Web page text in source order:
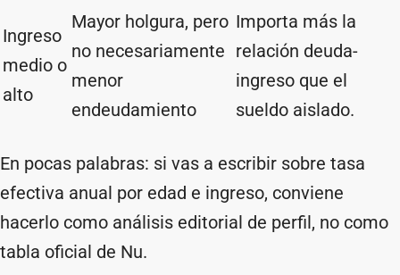
Ingreso
medio o
alto
Mayor holgura, pero
no necesariamente
menor
endeudamiento
Importa más la
relación deuda-
ingreso que el
sueldo aislado.
En pocas palabras: si vas a escribir sobre tasa
efectiva anual por edad e ingreso, conviene
hacerlo como análisis editorial de perfil, no como
tabla oficial de Nu.